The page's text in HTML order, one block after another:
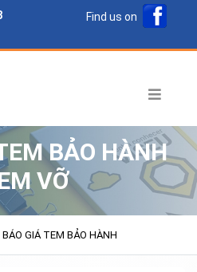
Find us on
BẢO HÀNH
VỠ
BÁO GIÁ TEM BẢO HÀNH